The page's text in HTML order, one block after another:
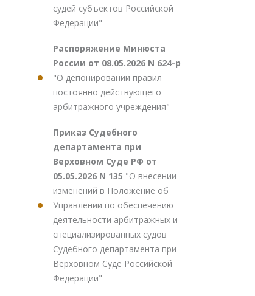
судей субъектов Российской
Федерации"
Распоряжение Минюста
России от 08.05.2026 N 624-р
"О депонировании правил
постоянно действующего
арбитражного учреждения"
Приказ Судебного
департамента при
Верховном Суде РФ от
05.05.2026 N 135 "О внесении
изменений в Положение об
Управлении по обеспечению
деятельности арбитражных и
специализированных судов
Судебного департамента при
Верховном Суде Российской
Федерации"